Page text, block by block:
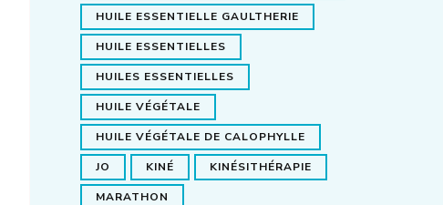
HUILE ESSENTIELLE GAULTHERIE
HUILE ESSENTIELLES
HUILES ESSENTIELLES
HUILE VÉGÉTALE
HUILE VÉGÉTALE DE CALOPHYLLE
JO KINÉ KINÉSITHÉRAPIE
MARATHON